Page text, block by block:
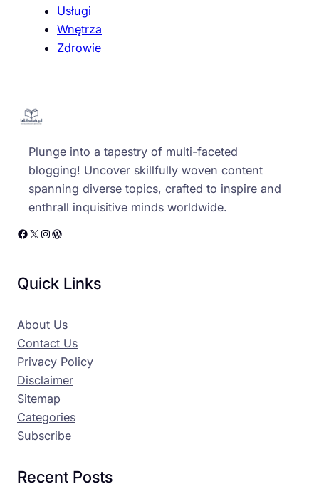
Usługi
Wnętrza
Zdrowie
Plunge into a tapestry of multi-faceted
blogging! Uncover skillfully woven content
spanning diverse topics, crafted to inspire and
enthrall inquisitive minds worldwide.
Facebook X Instagram WordPress
Quick Links
About Us
Contact Us
Privacy Policy
Disclaimer
Sitemap
Categories
Subscribe
Recent Posts